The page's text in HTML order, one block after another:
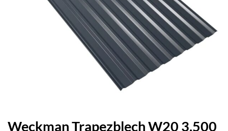
Weckman Trapezblech W20 3.500